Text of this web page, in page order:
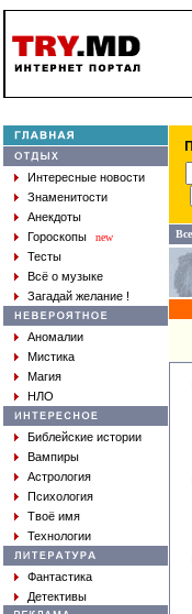
Интересные новости
Знаменитости
Анекдоты
Гороскопы
new
Тесты
Всё о музыке
Загадай желание !
Аномалии
Мистика
Магия
НЛО
Библейские истории
Вампиры
Астрология
Психология
Твоё имя
Технологии
Фантастика
Детективы